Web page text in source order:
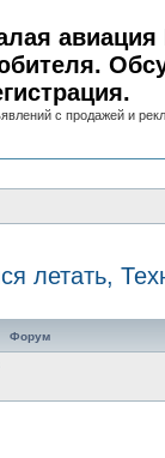
авиация
с продажей и
летать,
Форум